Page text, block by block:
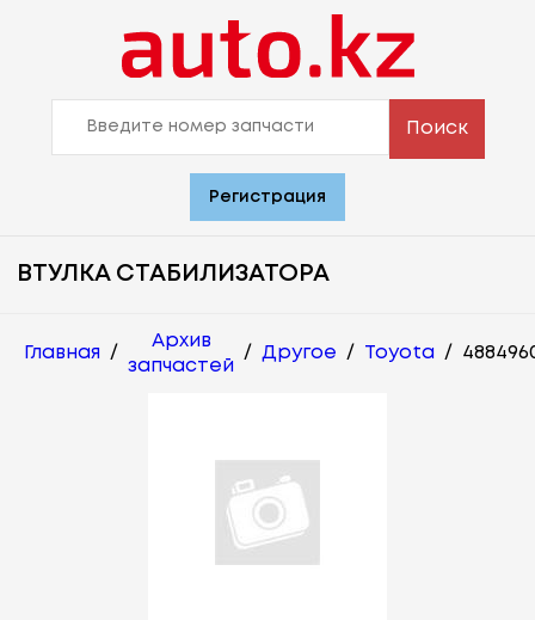
Поиск
Регистрация
ВТУЛКА СТАБИЛИЗАТОРА
Главная /
Архив
запчастей
/ Другое / Toyota /